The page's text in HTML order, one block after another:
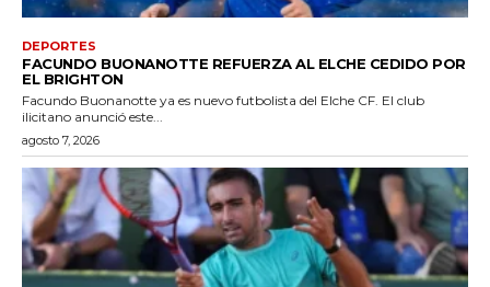
DEPORTES
FACUNDO BUONANOTTE REFUERZA AL ELCHE CEDIDO POR
EL BRIGHTON
Facundo Buonanotte ya es nuevo futbolista del Elche CF. El club
ilicitano anunció este...
agosto 7, 2026